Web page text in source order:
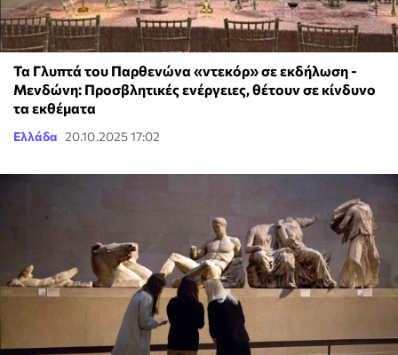
Τα Γλυπτά του Παρθενώνα «ντεκόρ» σε εκδήλωση -
Μενδώνη: Προσβλητικές ενέργειες, θέτουν σε κίνδυνο
τα εκθέματα
Ελλάδα 20.10.2025 17:02